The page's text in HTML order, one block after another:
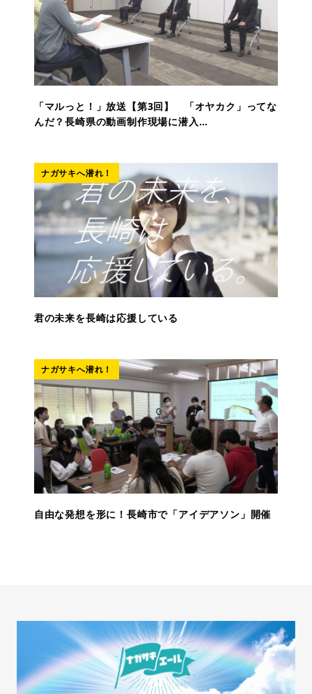
「マルっと！」放送【第3回】 「オヤカク」ってな
んだ？長崎県の動画制作現場に潜入…
ナガサキへ潜れ！
君の未来を長崎は応援している
ナガサキへ潜れ！
自由な発想を形に！長崎市で「アイデアソン」開催